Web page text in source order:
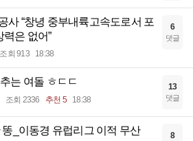
사 “창녕 중부내륙고속도로서 포
은 없어”
조회 913 18:38
6
댓글
는 여돌 ㅎㄷㄷ
조회 2336 추천 5 18:38
13
댓글
똥_이동경 유럽리그 이적 무산 8